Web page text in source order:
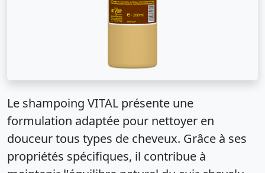
Le shampoing VITAL présente une
formulation adaptée pour nettoyer en
douceur tous types de cheveux. Grâce à ses
propriétés spécifiques, il contribue à